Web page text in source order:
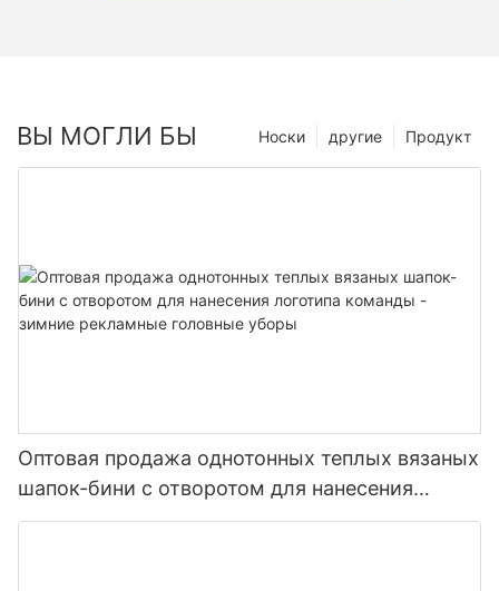
ВЫ МОГЛИ БЫ Продукт
другие
Носки
Оптовая продажа однотонных теплых вязаных
шапок-бини с отворотом для нанесения
логотипа команды - зимние рекламные